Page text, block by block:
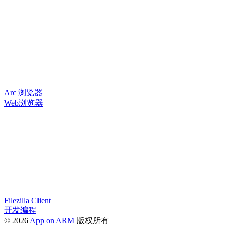
Arc 浏览器
Web浏览器
Filezilla Client
开发编程
© 2026 App on ARM 版权所有